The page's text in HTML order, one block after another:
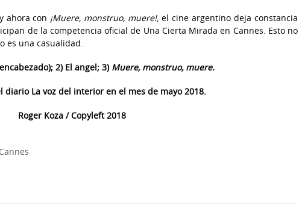
ahora con ¡Muere, monstruo, muere!, el cine argentino deja constancia
de la competencia oficial de Una Cierta Mirada en Cannes. Esto no
es una casualidad.
2) El angel; 3) Muere, monstruo, muere.
La voz del interior en el mes de mayo 2018.
Roger Koza / Copyleft 2018